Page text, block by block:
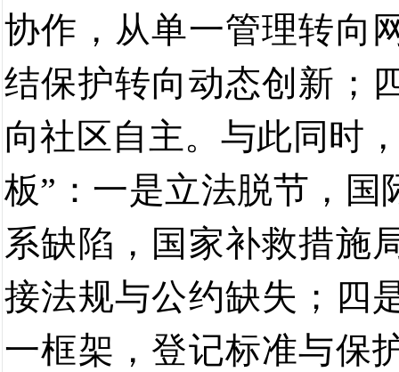
协作 ， 从单一管理转向
结保护转向动态创新；
向社区自主。 与此同时
板”： 一是立法脱节，国
系缺陷，国家补救措施
接法规与公约缺失；四
一框架，登记标准与保